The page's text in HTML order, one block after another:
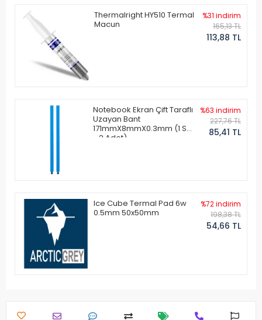
Thermalright HY510 Termal
Macun
%31 indirim
165,13 TL
113,88 TL
Notebook Ekran Çift Taraflı
Uzayan Bant
171mmX8mmX0.3mm (1 Set
- 2 Adet)
%63 indirim
227,76 TL
85,41 TL
Ice Cube Termal Pad 6w
0.5mm 50x50mm
%72 indirim
198,38 TL
54,66 TL